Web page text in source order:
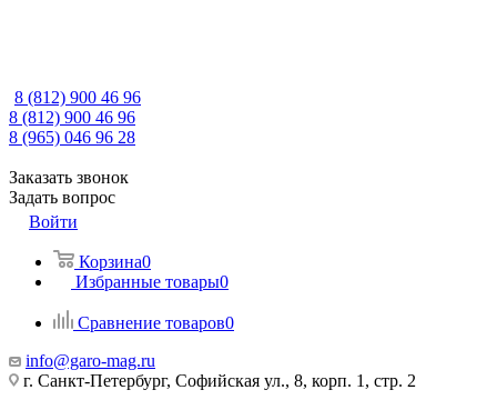
8 (812) 900 46 96
8 (812) 900 46 96
8 (965) 046 96 28
Заказать звонок
Задать вопрос
Войти
Корзина0
Избранные товары0
Сравнение товаров0
info@garo-mag.ru
г. Санкт-Петербург, Софийская ул., 8, корп. 1, стр. 2